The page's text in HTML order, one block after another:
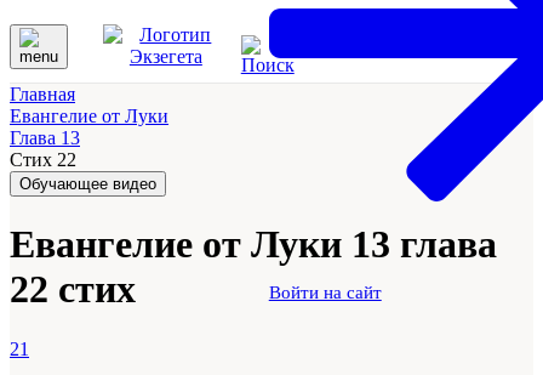
Войти на сайт
Главная
Евангелие от Луки
Глава 13
Стих 22
Обучающее видео
Евангелие от Луки 13 глава
22 стих
21